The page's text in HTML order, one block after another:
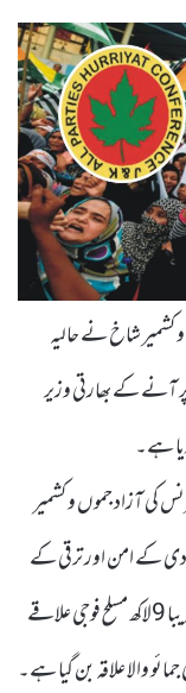
شاخ نے حالیہ
آنے کے بھارتی وزیر
ہے۔
کی آزاد جموں و کشمیر
کے امن اور ترقی کے
دعوئوں کے باوجود زمینی حقائق بالکل مختلف ہے، تقریبا 9لاکھ مسلح فوجی علاقے
والا علاقہ بن گیا ہے۔